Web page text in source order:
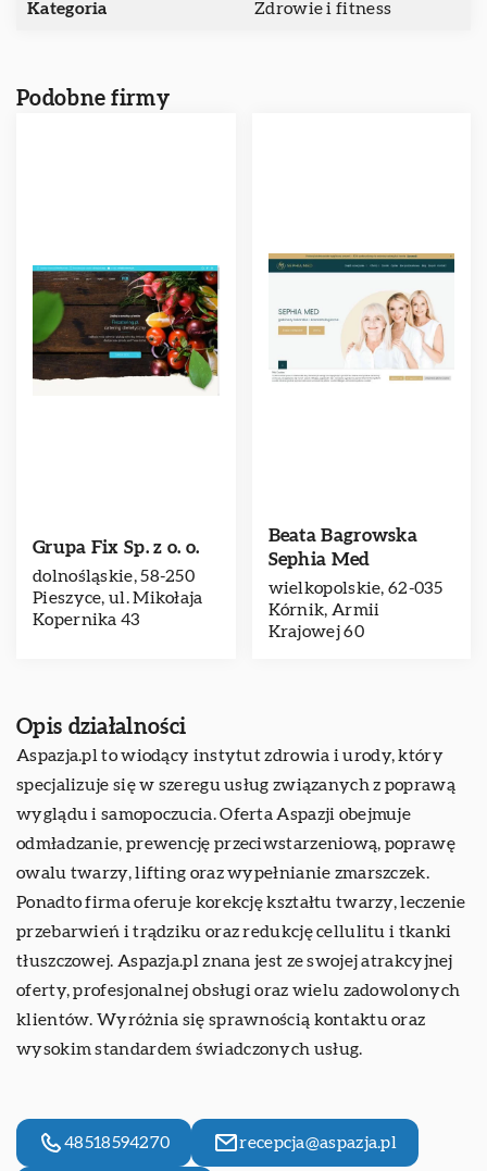
Kategoria Zdrowie i fitness
Podobne firmy
Grupa Fix Sp. z o. o.
dolnośląskie, 58-250
Pieszyce, ul. Mikołaja
Kopernika 43
Beata Bagrowska
Sephia Med
wielkopolskie, 62-035
Kórnik, Armii
Krajowej 60
Opis działalności
Aspazja.pl to wiodący instytut zdrowia i urody, który
specjalizuje się w szeregu usług związanych z poprawą
wyglądu i samopoczucia. Oferta Aspazji obejmuje
odmładzanie, prewencję przeciwstarzeniową, poprawę
owalu twarzy, lifting oraz wypełnianie zmarszczek.
Ponadto firma oferuje korekcję kształtu twarzy, leczenie
przebarwień i trądziku oraz redukcję cellulitu i tkanki
tłuszczowej. Aspazja.pl znana jest ze swojej atrakcyjnej
oferty, profesjonalnej obsługi oraz wielu zadowolonych
klientów. Wyróżnia się sprawnością kontaktu oraz
wysokim standardem świadczonych usług.
48518594270 recepcja@aspazja.pl